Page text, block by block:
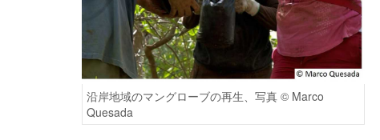
沿岸地域のマングローブの再生、写真 © Marco
Quesada